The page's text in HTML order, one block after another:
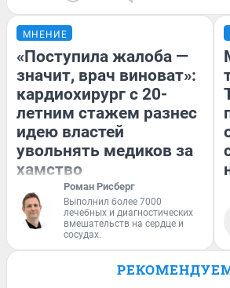
МНЕНИЕ
«Поступила жалоба —
значит, врач виноват»:
кардиохирург с 20-
летним стажем разнес
идею властей
увольнять медиков за
хамство
Роман Рисберг
Выполнил более 7000
лечебных и диагностических
вмешательств на сердце и
сосудах.